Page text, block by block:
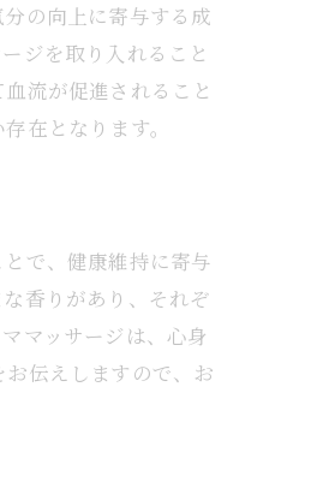
の向上に寄与する成
ジを取り入れること
流が促進されること
在となります。
で、健康維持に寄与
香りがあり、それぞ
マッサージは、心身
伝えしますので、お